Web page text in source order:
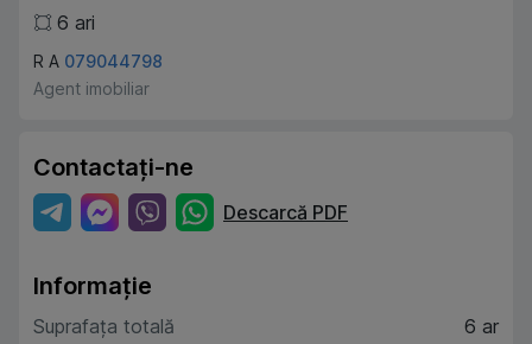
6 ari
R A 079044798
Agent imobiliar
Contactați-ne
Descarcă PDF
Informație
Suprafața totală
6 ar